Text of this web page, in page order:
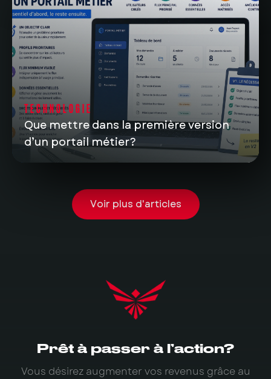
TECHNOLOGIE
Que mettre dans la première version
d’un portail métier?
Voir plus d'articles
Prêt à passer à l’action?
Vous désirez augmenter vos revenus grâce au